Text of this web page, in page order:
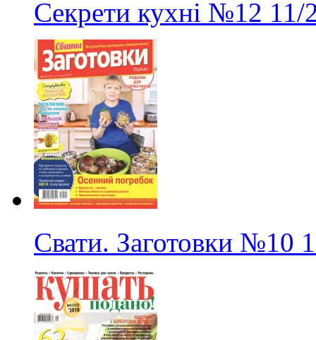
Секрети кухні №12 11/
Свати. Заготовки №10